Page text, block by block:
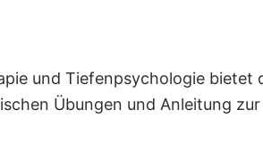
und Tiefenpsychologie bietet
Übungen und Anleitung